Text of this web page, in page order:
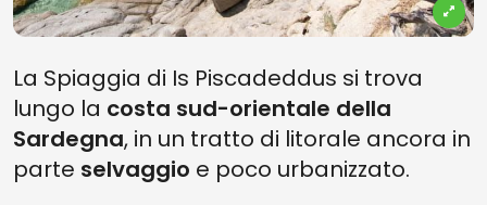
La Spiaggia di Is Piscadeddus si trova
lungo la costa sud-orientale della
Sardegna, in un tratto di litorale ancora in
parte selvaggio e poco urbanizzato.